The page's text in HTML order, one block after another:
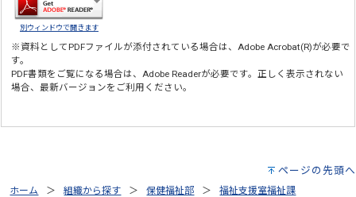
別ウィンドウで開きます
※資料としてPDFファイルが添付されている場合は、Adobe Acrobat(R)が必要で
す。
PDF書類をご覧になる場合は、Adobe Readerが必要です。正しく表示されない
場合、最新バージョンをご利用ください。
ページの先頭へ
ホーム 組織から探す 保健福祉部
福祉支援室福祉課